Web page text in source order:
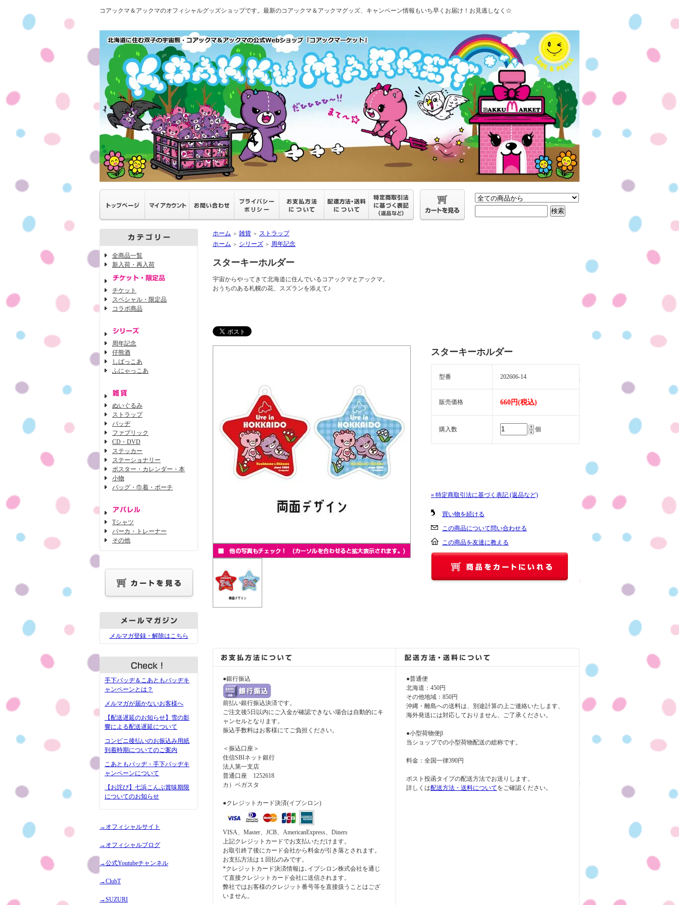
コアックマ＆アックマのオフィシャルグッズショップです。最新のコアックマ＆アックマグッズ、キャンペーン情報もいち早くお届け！お見逃しなく☆
全商品一覧
新入荷・再入荷
チケット
スペシャル・限定品
コラボ商品
周年記念
仔熊酒
しばっこあ
ふにゃっこあ
ぬいぐるみ
ストラップ
バッヂ
ファブリック
CD・DVD
ステッカー
ステーショナリー
ポスター・カレンダー・本
小物
バッグ・巾着・ポーチ
Tシャツ
パーカ・トレーナー
その他
メルマガ登録・解除はこちら
手下バッヂ＆こあともバッヂキ
ャンペーンとは？
メルマガが届かないお客様へ
【配送遅延のお知らせ】雪の影
響による配送遅延について
コンビニ後払いのお振込み用紙
到着時期についてのご案内
こあともバッヂ・手下バッヂキ
ャンペーンについて
【お詫び】七浜こんぶ賞味期限
についてのお知らせ
→オフィシャルサイト
→オフィシャルブログ
→公式Youtubeチャンネル
→ClubT
→SUZURI
ホーム ＞ 雑貨 ＞ ストラップ
ホーム ＞ シリーズ ＞ 周年記念
スターキーホルダー
宇宙からやってきて北海道に住んでいるコアックマとアックマ。
おうちのある札幌の花、スズランを添えて♪
スターキーホルダー
型番 202606-14
販売価格 660円(税込)
購入数 個
» 特定商取引法に基づく表記 (返品など)
買い物を続ける
この商品について問い合わせる
この商品を友達に教える
●銀行振込
前払い銀行振込決済です。
ご注文後5日以内にご入金が確認できない場合は自動的にキ
ャンセルとなります。
振込手数料はお客様にてご負担ください。
＜振込口座＞
住信SBIネット銀行
法人第一支店
普通口座 1252618
カ）ベガスタ
●クレジットカード決済(イプシロン)
VISA、Master、JCB、AmericanExpress、Diners
上記クレジットカードでお支払いただけます。
お取引終了後にカード会社から料金が引き落とされます。
お支払方法は１回払のみです。
*クレジットカード決済情報は､イプシロン株式会社を通じ
て直接クレジットカード会社に送信されます。
弊社ではお客様のクレジット番号等を直接扱うことはござ
いません。
●普通便
北海道：450円
その他地域：850円
沖縄・離島への送料は、別途計算の上ご連絡いたします、
海外発送には対応しておりません、ご了承ください。
●小型荷物便β
当ショップでの小型荷物配送の総称です。
料金：全国一律390円
ポスト投函タイプの配送方法でお送りします。
詳しくは配送方法・送料についてをご確認ください。